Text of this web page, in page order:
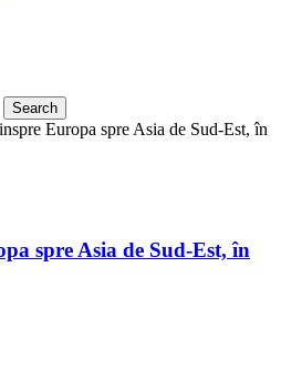
Europa spre Asia de Sud-Est, în
spre Asia de Sud-Est, în